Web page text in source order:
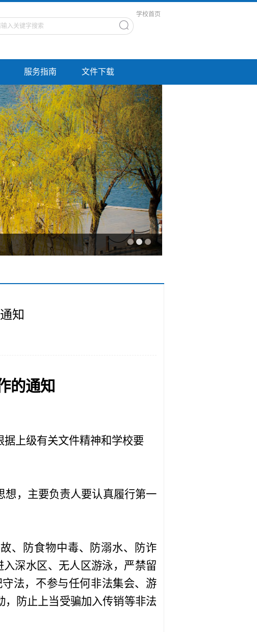
学校首页
服务指南 文件下载
知
的通知
上级有关文件精神和学校要
想，主要负责人要认真履行第一
、防食物中毒、防溺水、
防诈
深水区、无人区游泳，严禁留
法，不参与任何非法集会、游
，防止上当受骗加入传销等非法